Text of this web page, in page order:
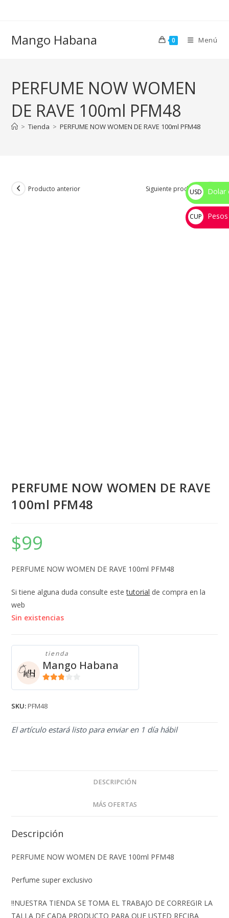
Mango Habana 0 Menú
PERFUME NOW WOMEN
DE RAVE 100ml PFM48
> Tienda > PERFUME NOW WOMEN DE RAVE 100ml PFM48
Producto anterior Siguiente producto
PERFUME NOW WOMEN DE RAVE
100ml PFM48
$99
PERFUME NOW WOMEN DE RAVE 100ml PFM48
Si tiene alguna duda consulte estetutorial de compra en la
web
Sin existencias
tienda
Mango Habana
SKU:PFM48
El artículo estará listo para enviar en 1 día hábil
DESCRIPCIÓN
MÁS OFERTAS
Descripción
PERFUME NOW WOMEN DE RAVE 100ml PFM48
Perfume super exclusivo
‼️NUESTRA TIENDA SE TOMA EL TRABAJO DE CORREGIR LA
TALLA DE CADA PRODUCTO PARA QUE USTED RECIBA
USD
$
Dolar
CUP
💰
Pesos